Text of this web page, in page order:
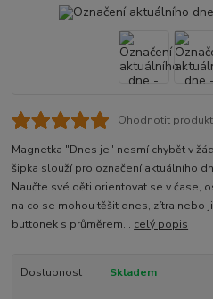
Ohodnotit produkt
Magnetka "Dnes je" nesmí chybět v
šipka slouží pro označení aktuálního
Naučte své děti orientovat se v čase,
na co se mohou těšit dnes, zítra nebo
buttonek s průměrem... celý popis
Dostupnost Skladem